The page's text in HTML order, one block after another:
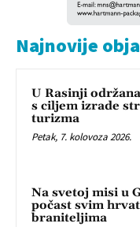
Najnovije
U Rasinji
s ciljem izrade
turizma
Petak, 7. kolovoza 2026.
Na svetoj misi u
počast svim
braniteljima